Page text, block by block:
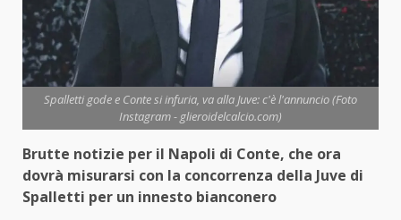
Spalletti gode e Conte si infuria, va alla Juve: c'è l'annuncio (Foto
Instagram - glieroidelcalcio.com)
Brutte notizie per il Napoli di Conte, che ora
dovrà misurarsi con la concorrenza della Juve di
Spalletti per un innesto bianconero